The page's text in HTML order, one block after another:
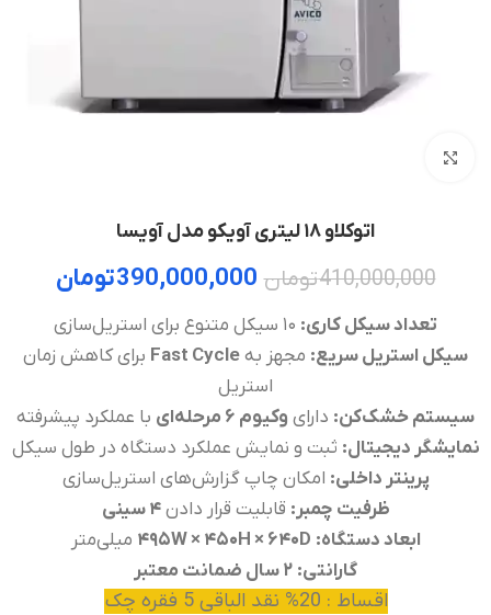
اتوکلاو ۱۸ لیتری آویکو مدل آویسا
410,000,000تومان 390,000,000تومان
تعداد سیکل کاری:
سیکل استریل سریع: مجهز بهFast Cycle برای کاهش زمان
استریل
سیستم خشک‌کن: دارای وکیوم ۶ مرحله‌ای
با عملکرد پیشرفته
نمایشگر دیجیتال: ثبت و نمایش عملکرد دستگاه در طول سیکل
پرینتر داخلی: امکان چاپ گزارش‌های استریل‌سازی
ظرفیت چمبر: قابلیت قرار دادن۴ سینی
ابعاد دستگاه: ۴۹۵W × ۴۵۰H × ۶۴۰D میلی‌متر
گارانتی: ۲ سال ضمانت معتبر
اقساط : 20% نقد الباقی 5 فقره چک